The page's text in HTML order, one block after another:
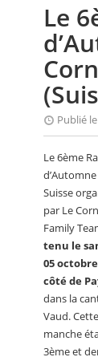
PETITES
Le
Publié
Le 6ème
Suisse
par Le
Family
tenu le
05
côté de
dans la
Vaud. Cette
manche
3ème et